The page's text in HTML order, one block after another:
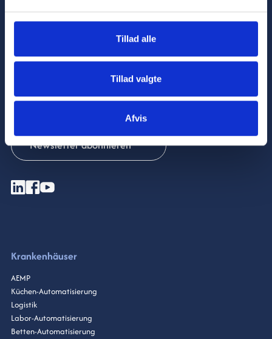
Tillad alle
Tillad valgte
Afvis
Verbesserungder Gesundheitsversorgungdurch
Newsletter abonnieren
Krankenhäuser
AEMP
Küchen-Automatisierung
Logistik
Labor-Automatisierung
Betten-Automatisierung